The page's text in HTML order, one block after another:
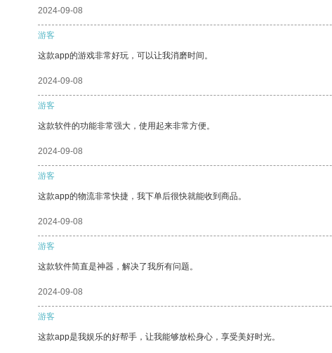
2024-09-08
游客
这款app的游戏非常好玩，可以让我消磨时间。
2024-09-08
游客
这款软件的功能非常强大，使用起来非常方便。
2024-09-08
游客
这款app的物流非常快捷，我下单后很快就能收到商品。
2024-09-08
游客
这款软件简直是神器，解决了我所有问题。
2024-09-08
游客
这款app是我娱乐的好帮手，让我能够放松身心，享受美好时光。